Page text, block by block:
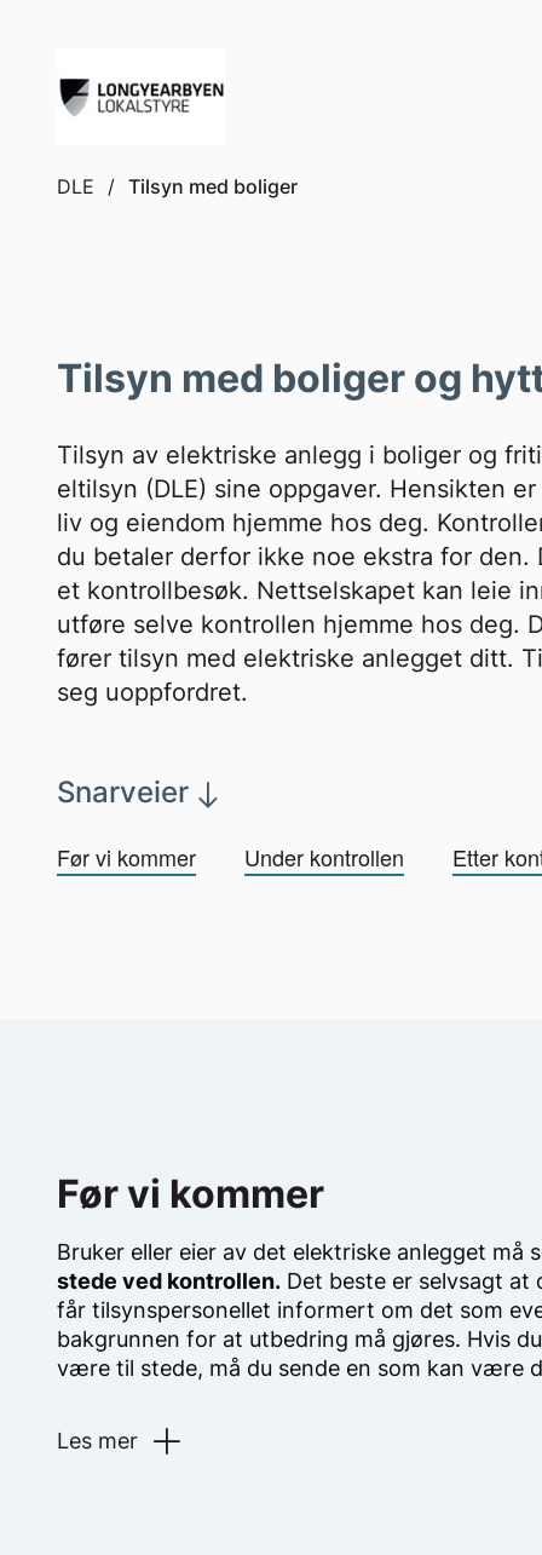
DLE / Tilsyn med boliger
Tilsyn med boliger og
Tilsyn av elektriske anlegg i boliger og
eltilsyn (DLE) sine oppgaver. Hensikten
liv og eiendom hjemme hos deg.
du betaler derfor ikke noe ekstra for
et kontrollbesøk. Nettselskapet kan leie
utføre selve kontrollen hjemme hos deg.
fører tilsyn med elektriske anlegget ditt.
seg uoppfordret.
Snarveier
Før vi kommer Under kontrollen Etter
Før vi kommer
Bruker eller eier av det elektriske anlegget må
stede ved kontrollen. Det beste er selvsagt at
får tilsynspersonellet informert om det som
bakgrunnen for at utbedring må gjøres. Hvis
være til stede, må du sende en som kan være
Les mer